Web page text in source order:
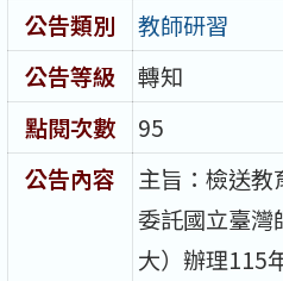
公告類別
教師研習
公告等級
轉知
點閱次數
95
公告內容
主旨：檢送教
委託國立臺灣
大）辦理115